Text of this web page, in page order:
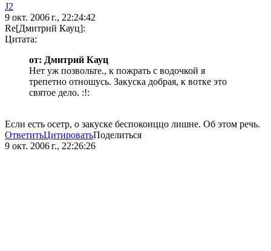
J2
9 окт. 2006 г., 22:24:42
Re[Дмитрий Кауц]:
Цитата:
от: Дмитрий Кауц
Нет уж позвольте., к пожрать с водочкой я
трепетно отношусь. Закуска добрая, к вотке это
святое дело. :!:
Если есть осетр, о закуске беспокоиццо лишне. Об этом речь.
ОтветитьЦитироватьПоделиться
9 окт. 2006 г., 22:26:26